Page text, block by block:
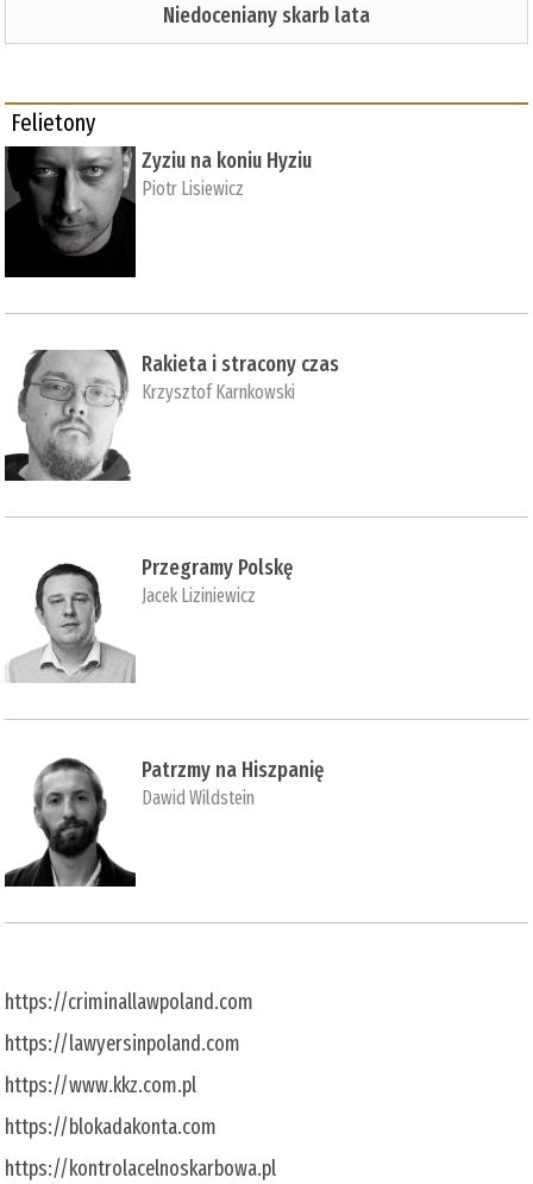
Niedoceniany skarb lata
Felietony
Zyziu na koniu Hyziu
Piotr Lisiewicz
Rakieta i stracony czas
Krzysztof Karnkowski
Przegramy Polskę
Jacek Liziniewicz
Patrzmy na Hiszpanię
Dawid Wildstein
https://criminallawpoland.com
https://lawyersinpoland.com
https://www.kkz.com.pl
https://blokadakonta.com
https://kontrolacelnoskarbowa.pl